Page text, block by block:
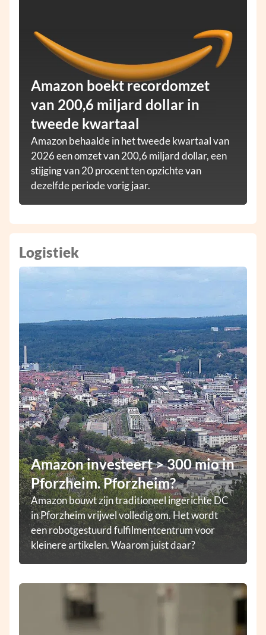
Amazon boekt recordomzet
van 200,6 miljard dollar in
tweede kwartaal
Amazon behaalde in het tweede kwartaal van
2026 een omzet van 200,6 miljard dollar, een
stijging van 20 procent ten opzichte van
dezelfde periode vorig jaar.
Logistiek
Amazon investeert > 300 mio in
Pforzheim. Pforzheim?
Amazon bouwt zijn traditioneel ingerichte DC
in Pforzheim vrijwel volledig om. Het wordt
een robotgestuurd fulfilmentcentrum voor
kleinere artikelen. Waarom juist daar?